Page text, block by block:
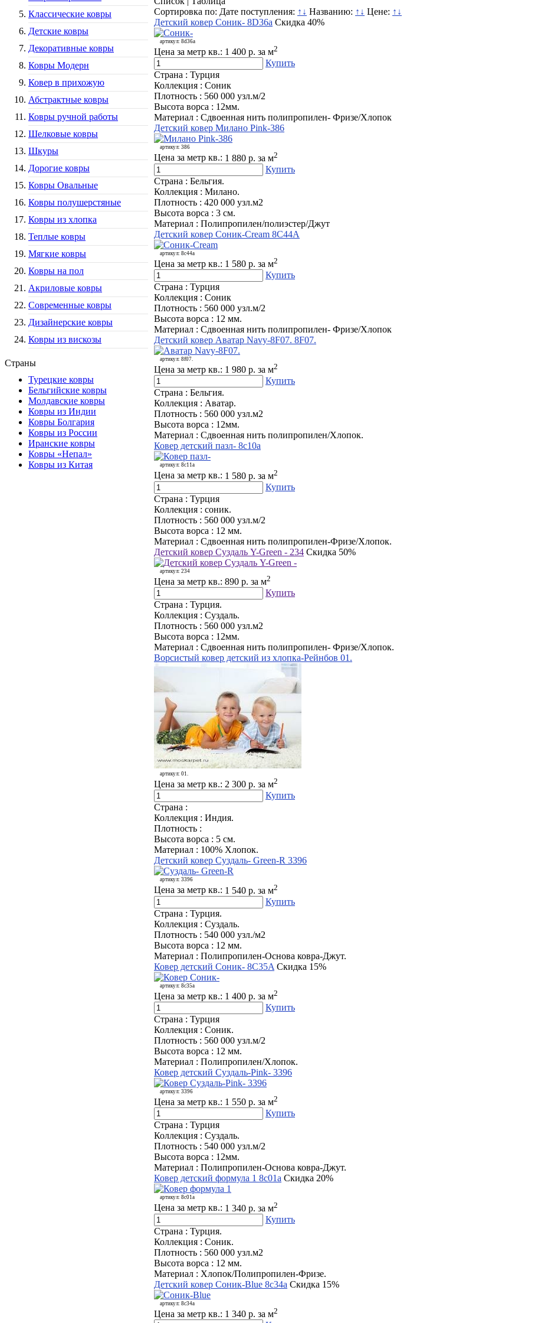
Классические ковры
Детские ковры
Декоративные ковры
Ковры Модерн
Ковер в прихожую
Абстрактные ковры
Ковры ручной работы
Шелковые ковры
Шкуры
Дорогие ковры
Ковры Овальные
Ковры полушерстяные
Ковры из хлопка
Теплые ковры
Мягкие ковры
Ковры на пол
Акриловые ковры
Современные ковры
Дизайнерские ковры
Ковры из вискозы
Страны
Турецкие ковры
Бельгийские ковры
Молдавские ковры
Ковры из Индии
Ковры Болгария
Ковры из России
Иранские ковры
Ковры «Непал»
Ковры из Китая
Сортировка по: Дате поступления: ↑ ↓ Названию: ↑ ↓ Цене: ↑ ↓
Детский ковер Соник- 8D36а Скидка 40%
артикул: 8d36а
Цена за метр кв.: 1 400 р. за м2
Купить
Страна : Турция
Коллекция : Соник
Плотность : 560 000 узл.м/2
Высота ворса : 12мм.
Материал : Сдвоенная нить полипропилен- Фризе/Хлопок
Детский ковер Милано Pink-386
артикул: 386
Цена за метр кв.: 1 880 р. за м2
Купить
Страна : Бельгия.
Коллекция : Милано.
Плотность : 420 000 узл.м2
Высота ворса : 3 см.
Материал : Полипропилен/полиэстер/Джут
Детский ковер Соник-Cream 8C44A
артикул: 8c44a
Цена за метр кв.: 1 580 р. за м2
Купить
Страна : Турция
Коллекция : Соник
Плотность : 560 000 узл.м/2
Высота ворса : 12 мм.
Материал : Сдвоенная нить полипропилен- Фризе/Хлопок
Детский ковер Аватар Navy-8F07. 8F07.
артикул: 8f07.
Цена за метр кв.: 1 980 р. за м2
Купить
Страна : Бельгия.
Коллекция : Аватар.
Плотность : 560 000 узл.м2
Высота ворса : 12мм.
Материал : Сдвоенная нить полипропилен/Хлопок.
Ковер детский пазл- 8с10а
артикул: 8с11а
Цена за метр кв.: 1 580 р. за м2
Купить
Страна : Турция
Коллекция : соник.
Плотность : 560 000 узл.м/2
Высота ворса : 12 мм.
Материал : Сдвоенная нить полипропилен-Фризе/Хлопок.
Детский ковер Суздаль Y-Green - 234 Скидка 50%
артикул: 234
Цена за метр кв.: 890 р. за м2
Купить
Страна : Турция.
Коллекция : Суздаль.
Плотность : 560 000 узл.м2
Высота ворса : 12мм.
Материал : Сдвоенная нить полипропилен- Фризе/Хлопок.
Ворсистый ковер детский из хлопка-Рейнбов 01.
артикул: 01.
Цена за метр кв.: 2 300 р. за м2
Купить
Страна :
Коллекция : Индия.
Плотность :
Высота ворса : 5 см.
Материал : 100% Хлопок.
Детский ковер Суздаль- Green-R 3396
артикул: 3396
Цена за метр кв.: 1 540 р. за м2
Купить
Страна : Турция.
Коллекция : Суздаль.
Плотность : 540 000 узл./м2
Высота ворса : 12 мм.
Материал : Полипропилен-Основа ковра-Джут.
Ковер детский Соник- 8C35A Скидка 15%
артикул: 8с35а
Цена за метр кв.: 1 400 р. за м2
Купить
Страна : Турция
Коллекция : Соник.
Плотность : 560 000 узл.м/2
Высота ворса : 12 мм.
Материал : Полипропилен/Хлопок.
Ковер детский Суздаль-Pink- 3396
артикул: 3396
Цена за метр кв.: 1 550 р. за м2
Купить
Страна : Турция
Коллекция : Суздаль.
Плотность : 540 000 узл.м/2
Высота ворса : 12мм.
Материал : Полипропилен-Основа ковра-Джут.
Ковер детский формула 1 8с01а Скидка 20%
артикул: 8с01а
Цена за метр кв.: 1 340 р. за м2
Купить
Страна : Турция.
Коллекция : Соник.
Плотность : 560 000 узл.м2
Высота ворса : 12 мм.
Материал : Хлопок/Полипропилен-Фризе.
Детский ковер Соник-Blue 8с34а Скидка 15%
артикул: 8с34а
Цена за метр кв.: 1 340 р. за м2